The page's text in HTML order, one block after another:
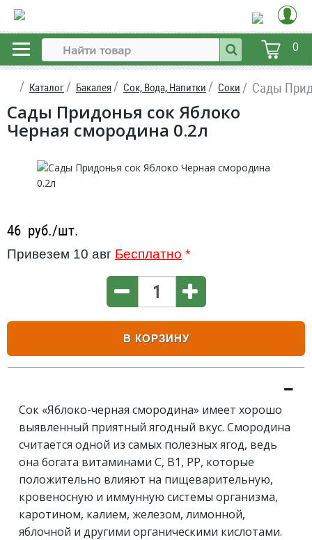
0
Каталог Бакалея Сок, Вода, Напитки Соки Сады
Сады Придонья сок Яблоко
Черная смородина 0.2л
46 руб./шт.
Привезем 10 авг Бесплатно *
В КОРЗИНУ
Сок «Яблоко-черная смородина» имеет хорошо
выявленный приятный ягодный вкус. Смородина
считается одной из самых полезных ягод, ведь
она богата витаминами С, В1, РР, которые
положительно влияют на пищеварительную,
кровеносную и иммунную системы организма,
каротином, калием, железом, лимонной,
яблочной и другими органическими кислотами.